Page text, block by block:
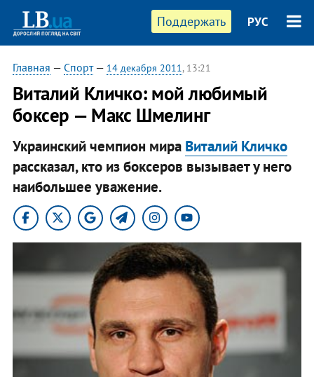
Поддержать РУС
Главная — Спорт— 14 декабря 2011, 13:21
Виталий Кличко: мой любимый
боксер — Макс Шмелинг
Украинский чемпион мира Виталий Кличко
рассказал, кто из боксеров вызывает у него
наибольшее уважение.